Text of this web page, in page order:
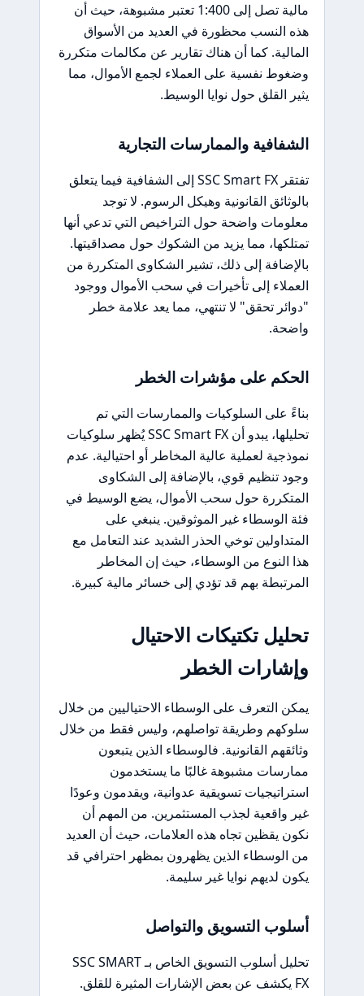
مالية تصل إلى 1:400 تعتبر مشبوهة، حيث أن
هذه النسب محظورة في العديد من الأسواق
المالية. كما أن هناك تقارير عن مكالمات متكررة
وضغوط نفسية على العملاء لجمع الأموال، مما
يثير القلق حول نوايا الوسيط.
الشفافية والممارسات التجارية
تفتقر SSC Smart FX إلى الشفافية فيما يتعلق
بالوثائق القانونية وهيكل الرسوم. لا توجد
معلومات واضحة حول التراخيص التي تدعي أنها
تمتلكها، مما يزيد من الشكوك حول مصداقيتها.
بالإضافة إلى ذلك، تشير الشكاوى المتكررة من
العملاء إلى تأخيرات في سحب الأموال ووجود
"دوائر تحقق" لا تنتهي، مما يعد علامة خطر
واضحة.
الحكم على مؤشرات الخطر
بناءً على السلوكيات والممارسات التي تم
تحليلها، يبدو أن SSC Smart FX يُظهر سلوكيات
نموذجية لعملية عالية المخاطر أو احتيالية. عدم
وجود تنظيم قوي، بالإضافة إلى الشكاوى
المتكررة حول سحب الأموال، يضع الوسيط في
فئة الوسطاء غير الموثوقين. ينبغي على
المتداولين توخي الحذر الشديد عند التعامل مع
هذا النوع من الوسطاء، حيث إن المخاطر
المرتبطة بهم قد تؤدي إلى خسائر مالية كبيرة.
تحليل تكتيكات الاحتيال
وإشارات الخطر
يمكن التعرف على الوسطاء الاحتياليين من خلال
سلوكهم وطريقة تواصلهم، وليس فقط من خلال
وثائقهم القانونية. فالوسطاء الذين يتبعون
ممارسات مشبوهة غالبًا ما يستخدمون
استراتيجيات تسويقية عدوانية، ويقدمون وعودًا
غير واقعية لجذب المستثمرين. من المهم أن
نكون يقظين تجاه هذه العلامات، حيث أن العديد
من الوسطاء الذين يظهرون بمظهر احترافي قد
يكون لديهم نوايا غير سليمة.
أسلوب التسويق والتواصل
تحليل أسلوب التسويق الخاص بـ SSC SMART
FX يكشف عن بعض الإشارات المثيرة للقلق.